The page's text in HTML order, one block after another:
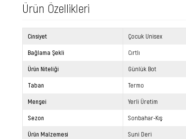
Ürün Özellikleri
Cinsiyet Çocuk Unisex
Bağlama Şekli Cırtlı
Ürün Niteliği Günlük Bot
Taban Termo
Menşei Yerli Üretim
Sezon Sonbahar-Kış
Ürün Malzemesi Suni Deri